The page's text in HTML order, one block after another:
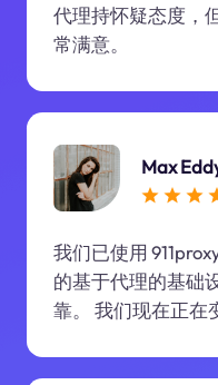
代理持怀疑态度，
常满意。
Max
我们已使用
的基于代理的基础
靠。 我们现在正在